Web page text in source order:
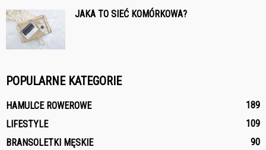
JAKA TO SIEĆ KOMÓRKOWA?
POPULARNE KATEGORIE
HAMULCE ROWEROWE
189
LIFESTYLE
109
BRANSOLETKI MĘSKIE
90